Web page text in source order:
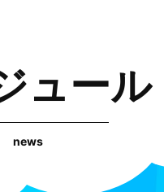
ュール
news